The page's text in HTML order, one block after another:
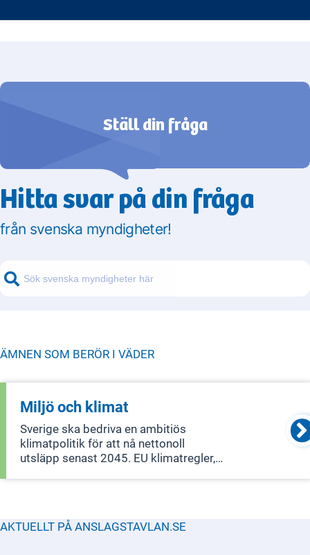
tjänster visar också historiska temperaturer och
tydlig bild av hur vädret var vid den tiden du är
Ställ din fråga
Hitta svar på din fråga
från svenska myndigheter!
ÄMNEN SOM BERÖR I VÄDER
Miljö och klimat
Sverige ska bedriva en ambitiös
klimatpolitik för att nå nettonoll
utsläpp senast 2045. EU klimatregler,
AKTUELLT PÅ ANSLAGSTAVLAN.SE